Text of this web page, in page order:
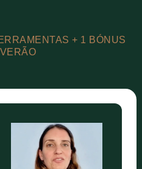
+ 1 BÓNUS